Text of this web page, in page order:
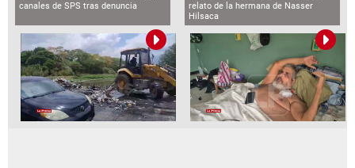
canales de SPS tras denuncia
relato de la hermana de Nasser
Hilsaca